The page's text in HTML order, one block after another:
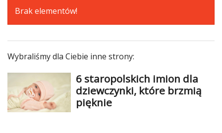
Przepisy
Kobiece
Wyznania
Wnętrza
Fitness
Brak elementów!
Wybraliśmy dla Ciebie inne strony:
6 staropolskich imion dla
dziewczynki, które brzmią
pięknie